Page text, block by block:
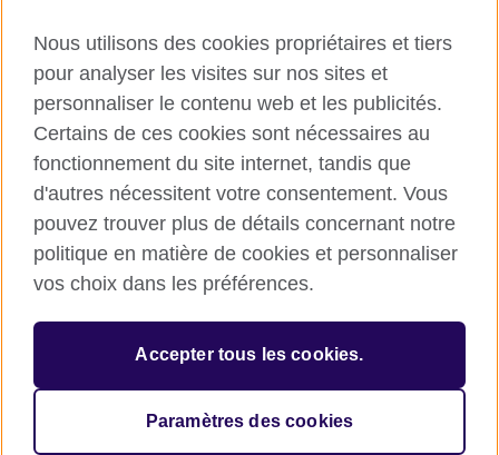
British Council Global
Confidentialité et conditions d'utilisation
Cookies
Plan du site
© 2026 British Council
L’agence britannique internationale dédiée aux domaines de
Nous utilisons des cookies propriétaires et tiers
pour analyser les visites sur nos sites et
personnaliser le contenu web et les publicités.
Certains de ces cookies sont nécessaires au
fonctionnement du site internet, tandis que
d'autres nécessitent votre consentement. Vous
pouvez trouver plus de détails concernant notre
politique en matière de cookies et personnaliser
vos choix dans les préférences.
Accepter tous les cookies.
Paramètres des cookies